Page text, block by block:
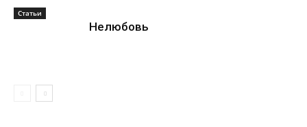
Статьи
Нелюбовь